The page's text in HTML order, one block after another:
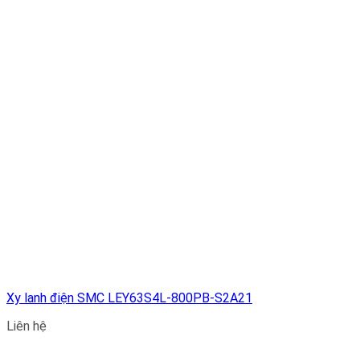
Xy lanh điện SMC LEY63S4L-800PB-S2A21
Liên hệ